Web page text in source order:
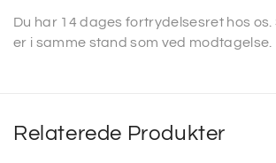
Du har 14 dages fortrydelsesret hos
er i samme stand som ved modtagelse.
Relaterede Produkter